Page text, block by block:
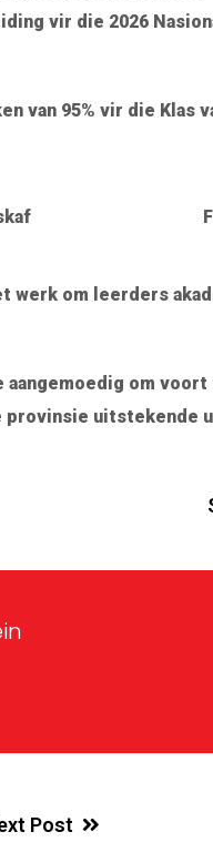
vir die 2026
van 95% vir die Klas
om leerders
om voort
uitstekende
Post